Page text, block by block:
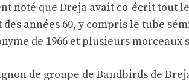
noté que Dreja avait co-écrit tout
années 60, y compris le tube
de 1966 et plusieurs morceaux
de groupe de Bandbirds de